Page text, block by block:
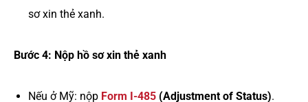
sơ xin thẻ xanh.
Bước 4: Nộp hồ sơ xin thẻ xanh
Nếu ở Mỹ: nộp Form I-485(Adjustment of Status).